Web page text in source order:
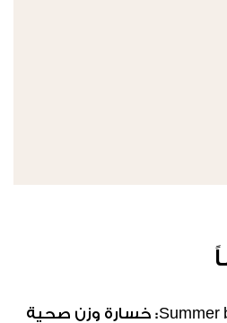
Summer body: خسارة وزن صحية